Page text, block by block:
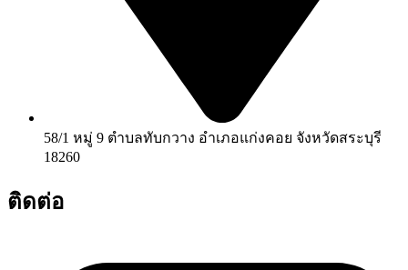
58/1 หมู่ 9 ตำบลทับกวาง อำเภอแก่งคอย จังหวัดสระบุรี
18260
ติดต่อ